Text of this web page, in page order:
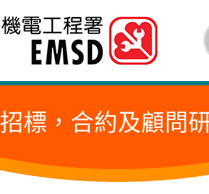
招標，合約及顧問